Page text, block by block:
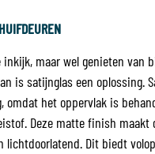
inkijk, maar wel genieten van
is satijnglas een oplossing.
omdat het oppervlak is
Deze matte finish maakt
lichtdoorlatend. Dit biedt